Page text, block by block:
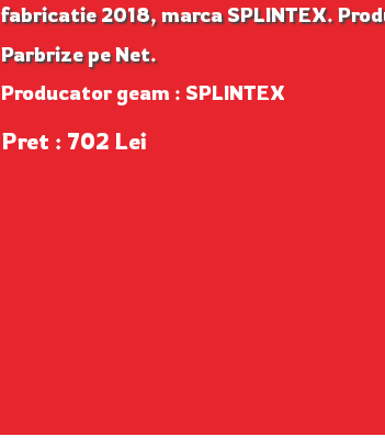
fabricatie 2018, marca SPLINTEX.
Parbrize pe Net.
Producator geam : SPLINTEX
Pret : 702 Lei